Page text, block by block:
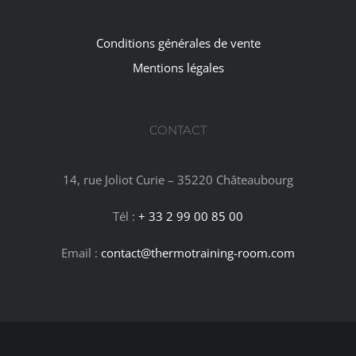
Conditions générales de vente
Mentions légales
CONTACT
14, rue Joliot Curie – 35220 Châteaubourg
Tél : + 33 2 99 00 85 00
Email : contact@thermotraining-room.com